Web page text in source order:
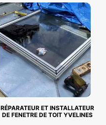
RÉPARATEUR ET INSTALLATEUR
DE FENETRE DE TOIT YVELINES